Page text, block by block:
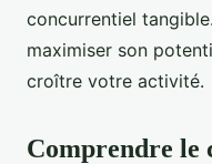
concurrentiel
maximiser son
croître votre activité.
Comprendre le